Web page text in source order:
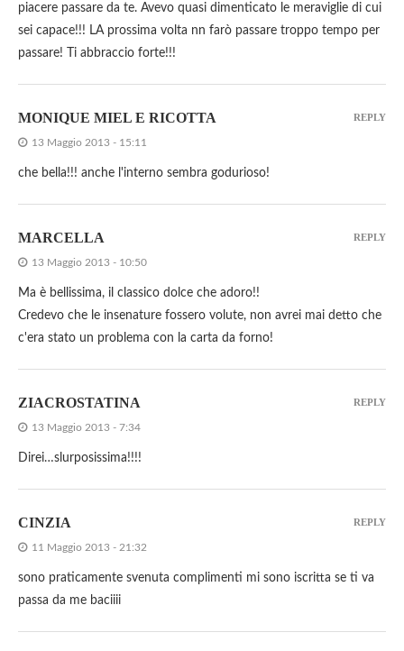
piacere passare da te. Avevo quasi dimenticato le meraviglie di cui
sei capace!!! LA prossima volta nn farò passare troppo tempo per
passare! Ti abbraccio forte!!!
MONIQUE MIEL E RICOTTA
13 Maggio 2013 - 15:11
che bella!!! anche l'interno sembra godurioso!
REPLY
MARCELLA
13 Maggio 2013 - 10:50
Ma è bellissima, il classico dolce che adoro!!
Credevo che le insenature fossero volute, non avrei mai detto che
c'era stato un problema con la carta da forno!
REPLY
ZIACROSTATINA
13 Maggio 2013 - 7:34
Direi…slurposissima!!!!
REPLY
CINZIA
11 Maggio 2013 - 21:32
sono praticamente svenuta complimenti mi sono iscritta se ti va
passa da me baciiii
REPLY